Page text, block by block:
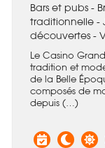
Bars et pubs -
traditionnelle -
découvertes -
Le Casino
tradition et
de la Belle
composés de
depuis (…)